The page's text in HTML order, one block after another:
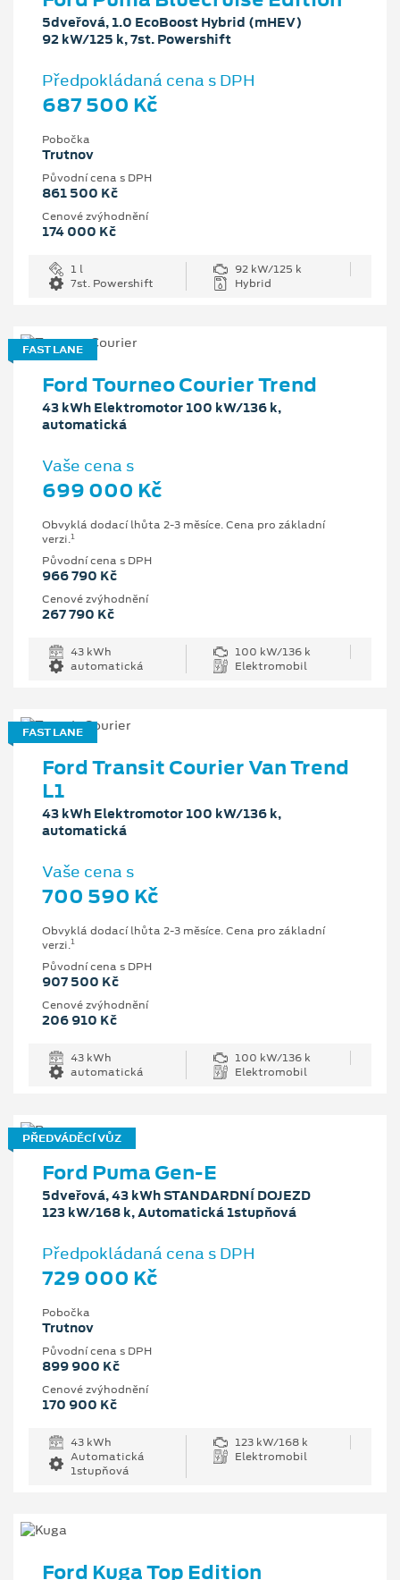
5dveřová, 1.0 EcoBoost Hybrid (mHEV)
92 kW/125 k, 7st. Powershift
Předpokládaná cena s DPH
687 500 Kč
Pobočka
Trutnov
Původní cena s DPH
861 500 Kč
Cenové zvýhodnění
174 000 Kč
1 l
92 kW/125 k
7st. Powershift
Hybrid
FAST LANE
Ford Tourneo Courier Trend
43 kWh Elektromotor 100 kW/136 k,
automatická
Vaše cena s
699 000 Kč
Obvyklá dodací lhůta 2-3 měsíce. Cena pro základní
verzi.1
Původní cena s DPH
966 790 Kč
Cenové zvýhodnění
267 790 Kč
43 kWh
100 kW/136 k
automatická
Elektromobil
FAST LANE
Ford Transit Courier Van Trend
L1
43 kWh Elektromotor 100 kW/136 k,
automatická
Vaše cena s
700 590 Kč
Obvyklá dodací lhůta 2-3 měsíce. Cena pro základní
verzi.1
Původní cena s DPH
907 500 Kč
Cenové zvýhodnění
206 910 Kč
43 kWh
100 kW/136 k
automatická
Elektromobil
PŘEDVÁDĚCÍ VŮZ
Ford Puma Gen-E
5dveřová, 43 kWh STANDARDNÍ DOJEZD
123 kW/168 k, Automatická 1stupňová
Předpokládaná cena s DPH
729 000 Kč
Pobočka
Trutnov
Původní cena s DPH
899 900 Kč
Cenové zvýhodnění
170 900 Kč
43 kWh
123 kW/168 k
Automatická
1stupňová
Elektromobil
Ford Kuga Top Edition